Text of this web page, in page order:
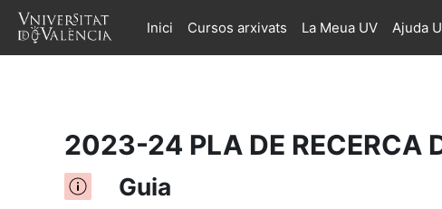
Ves al contingut principalInici Cursos arxivats La Meua UV Ajuda
2023-24 PLA DE RECERCA
Guia